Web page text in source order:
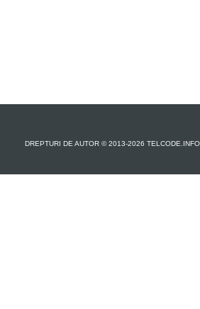
DREPTURI DE AUTOR © 2013-2026